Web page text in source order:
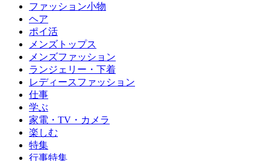
ファッション小物
ヘア
ポイ活
メンズトップス
メンズファッション
ランジェリー・下着
レディースファッション
仕事
学ぶ
家電・TV・カメラ
楽しむ
特集
行事特集